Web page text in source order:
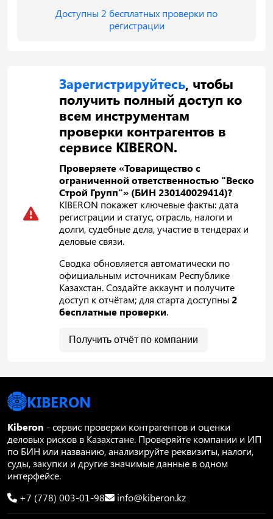
Доступны 2 бесплатных проверки по
регистрации
Зарегистрируйтесь, чтобы
получить полный доступ ко
всем инструментам
проверки контрагентов в
сервисе KIBERON.
Проверяете «Товарищество с
ограниченной ответственностью "Веско
Строй Групп"» (БИН 230140029414)?
KIBERON покажет ключевые факты: дата
регистрации и статус, отрасль, налоги и
долги, судебные дела, участие в тендерах и
деловые связи.
Сводка обновляется автоматически по
официальным источникам Республике
Казахстан. Создайте аккаунт и получите
доступ к отчётам; для старта доступны2
бесплатные проверки.
Получить отчёт по компании
KIBERON
Kiberon - сервис проверки контрагентов и оценки
деловых рисков в Казахстане. Проверяйте компании и ИП
по БИН или названию, анализируйте реквизиты, налоги,
суды, закупки и другие значимые данные в одном
интерфейсе.
+7 (778) 003-01-98
info@kiberon.kz